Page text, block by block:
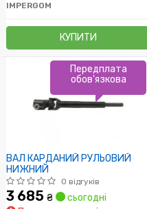
IMPERGOM
КУПИТИ
ВАЛ КАРДАНИЙ РУЛЬОВИЙ
НИЖНИЙ
0 відгуків
3 685 ₴
сьогодні
Передплата
обов'язкова